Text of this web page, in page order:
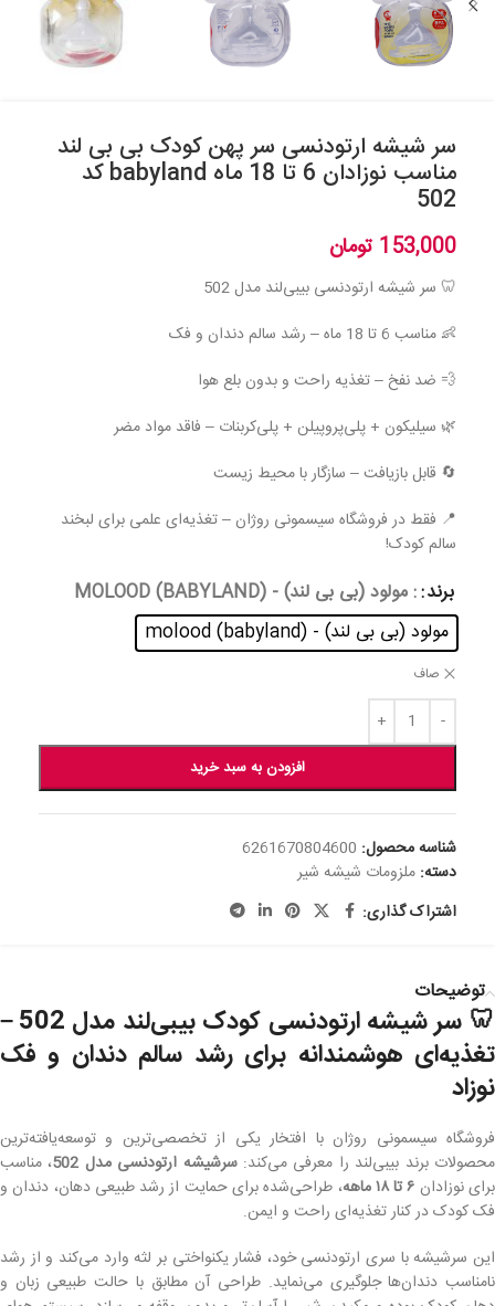
سر شیشه ارتودنسی سر پهن کودک بی بی لند
مناسب نوزادان 6 تا 18 ماه babyland کد
502
153,000 تومان
🦷 سر شیشه ارتودنسی بیبی‌لند مدل 502
👶 مناسب 6 تا 18 ماه – رشد سالم دندان و فک
💨 ضد نفخ – تغذیه راحت و بدون بلع هوا
🌿 سیلیکون + پلی‌پروپیلن + پلی‌کربنات – فاقد مواد مضر
🔄 قابل بازیافت – سازگار با محیط زیست
📍 فقط در فروشگاه سیسمونی روژان – تغذیه‌ای علمی برای لبخند
سالم کودک!
برند : مولود (بی بی لند) - MOLOOD (BABYLAND)
مولود (بی بی لند) - molood (babyland)
صاف
افزودن به سبد خرید
شناسه محصول: 6261670804600
دسته: ملزومات شیشه شیر
اشتراک گذاری:
توضیحات
🦷 سر شیشه
ارتودنسی کودک بیبی‌لند مدل 502 –
تغذیه‌ای هوشمندانه برای رشد سالم دندان و فک
نوزاد
فروشگاه سیسمونی روژان با افتخار یکی از تخصصی‌ترین و توسعه‌یافته‌ترین
محصولات برند بیبی‌لند را معرفی می‌کند:سرشیشه ارتودنسی مدل 502
، مناسب
برای نوزادان ۶ تا ۱۸ ماهه
، طراحی‌شده برای حمایت از رشد طبیعی دهان، دندان و
فک کودک در کنار تغذیه‌ای راحت و ایمن.
این سرشیشه با سری ارتودنسی خود، فشار یکنواختی بر لثه وارد می‌کند و از رشد
نامناسب دندان‌ها جلوگیری می‌نماید. طراحی آن مطابق با حالت طبیعی زبان و